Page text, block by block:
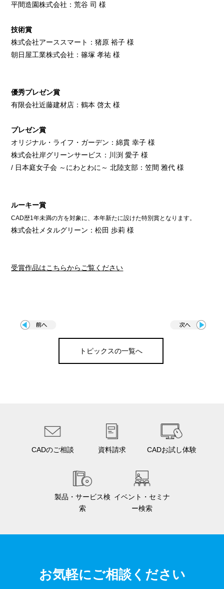
平間造園株式会社：荒谷 司 様
技術賞
株式会社アーススマート：猪原 裕子 様
朝日屋工業株式会社：篠塚 孝祐 様
優秀プレゼン賞
有限会社近藤建材店：鶴本 啓太 様
プレゼン賞
オリジナル・ライフ・ガーデン：綿貫 幸子 様
株式会社岸グリーンサービス：川渕 愛子 様
/ 日本庭女子会 ～にわとわに～ 北陸支部：笠間 雅代 様
ルーキー賞
CAD歴1年未満の方を対象に、本年新たに設けた特別賞となります。
株式会社メタルグリーン：松田 歩莉 様
受賞作品はこちらからご覧ください
トピックスの一覧へ
CADのご相談 資料請求 CADお試し体験
製品・サービス検
索
イベント・セミナ
ー検索
お気軽にご相談ください